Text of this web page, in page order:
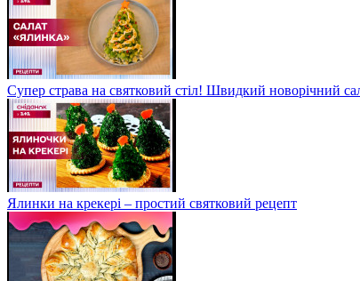
Супер страва на святковий стіл! Швидкий новорічний
Ялинки на крекері – простий святковий рецепт